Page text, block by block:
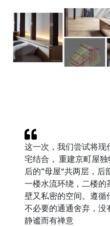
这一次，我们尝试将现
宅结合， 重建京町屋
后的“母屋”共两层，后
一楼水流环绕，二楼的
壁又私密的空间。遵循
不必要的通通舍弃，没
静谧而有禅意